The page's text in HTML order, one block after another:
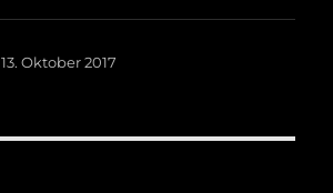
Veröffentlicht
13. Oktober 2017